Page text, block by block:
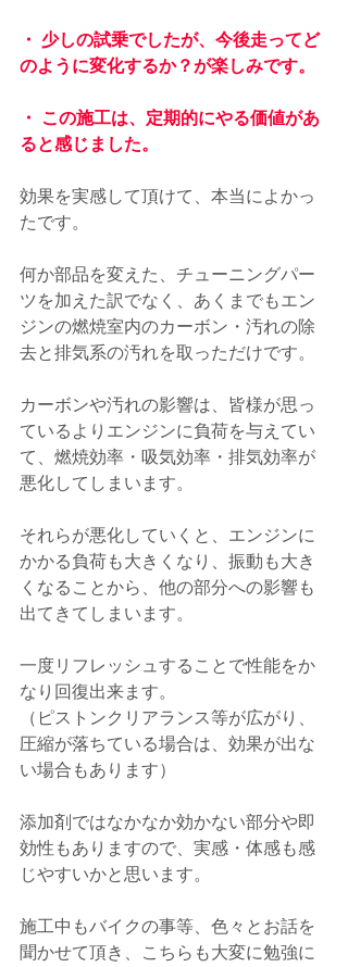
・ 少しの試乗でしたが、今後走ってど
のように変化するか？が楽しみです。
・ この施工は、定期的にやる価値があ
ると感じました。
効果を実感して頂けて、本当によかっ
たです。
何か部品を変えた、チューニングパー
ツを加えた訳でなく、あくまでもエン
ジンの燃焼室内のカーボン・汚れの除
去と排気系の汚れを取っただけです。
カーボンや汚れの影響は、皆様が思っ
ているよりエンジンに負荷を与えてい
て、燃焼効率・吸気効率・排気効率が
悪化してしまいます。
それらが悪化していくと、エンジンに
かかる負荷も大きくなり、振動も大き
くなることから、他の部分への影響も
出てきてしまいます。
一度リフレッシュすることで性能をか
なり回復出来ます。
（ピストンクリアランス等が広がり、
圧縮が落ちている場合は、効果が出な
い場合もあります）
添加剤ではなかなか効かない部分や即
効性もありますので、実感・体感も感
じやすいかと思います。
施工中もバイクの事等、色々とお話を
聞かせて頂き、こちらも大変に勉強に